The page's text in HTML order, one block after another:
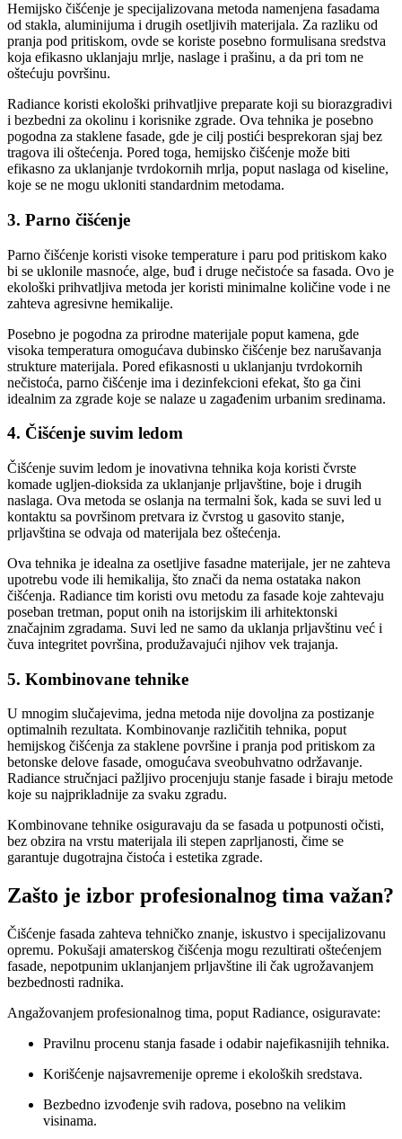
Hemijsko čišćenje je specijalizovana metoda namenjena fasadama
od stakla, aluminijuma i drugih osetljivih materijala. Za razliku od
pranja pod pritiskom, ovde se koriste posebno formulisana sredstva
koja efikasno uklanjaju mrlje, naslage i prašinu, a da pri tom ne
oštećuju površinu.
Radiance koristi ekološki prihvatljive preparate koji su biorazgradivi
i bezbedni za okolinu i korisnike zgrade. Ova tehnika je posebno
pogodna za staklene fasade, gde je cilj postići besprekoran sjaj bez
tragova ili oštećenja. Pored toga, hemijsko čišćenje može biti
efikasno za uklanjanje tvrdokornih mrlja, poput naslaga od kiseline,
koje se ne mogu ukloniti standardnim metodama.
3. Parno čišćenje
Parno čišćenje koristi visoke temperature i paru pod pritiskom kako
bi se uklonile masnoće, alge, buđ i druge nečistoće sa fasada. Ovo je
ekološki prihvatljiva metoda jer koristi minimalne količine vode i ne
zahteva agresivne hemikalije.
Posebno je pogodna za prirodne materijale poput kamena, gde
visoka temperatura omogućava dubinsko čišćenje bez narušavanja
strukture materijala. Pored efikasnosti u uklanjanju tvrdokornih
nečistoća, parno čišćenje ima i dezinfekcioni efekat, što ga čini
idealnim za zgrade koje se nalaze u zagađenim urbanim sredinama.
4. Čišćenje suvim ledom
Čišćenje suvim ledom je inovativna tehnika koja koristi čvrste
komade ugljen-dioksida za uklanjanje prljavštine, boje i drugih
naslaga. Ova metoda se oslanja na termalni šok, kada se suvi led u
kontaktu sa površinom pretvara iz čvrstog u gasovito stanje,
prljavština se odvaja od materijala bez oštećenja.
Ova tehnika je idealna za osetljive fasadne materijale, jer ne zahteva
upotrebu vode ili hemikalija, što znači da nema ostataka nakon
čišćenja. Radiance tim koristi ovu metodu za fasade koje zahtevaju
poseban tretman, poput onih na istorijskim ili arhitektonski
značajnim zgradama. Suvi led ne samo da uklanja prljavštinu već i
čuva integritet površina, produžavajući njihov vek trajanja.
5. Kombinovane tehnike
U mnogim slučajevima, jedna metoda nije dovoljna za postizanje
optimalnih rezultata. Kombinovanje različitih tehnika, poput
hemijskog čišćenja za staklene površine i pranja pod pritiskom za
betonske delove fasade, omogućava sveobuhvatno održavanje.
Radiance stručnjaci pažljivo procenjuju stanje fasade i biraju metode
koje su najprikladnije za svaku zgradu.
Kombinovane tehnike osiguravaju da se fasada u potpunosti očisti,
bez obzira na vrstu materijala ili stepen zaprljanosti, čime se
garantuje dugotrajna čistoća i estetika zgrade.
Zašto je izbor profesionalnog tima važan?
Čišćenje fasada zahteva tehničko znanje, iskustvo i specijalizovanu
opremu. Pokušaji amaterskog čišćenja mogu rezultirati oštećenjem
fasade, nepotpunim uklanjanjem prljavštine ili čak ugrožavanjem
bezbednosti radnika.
Angažovanjem profesionalnog tima, poput Radiance, osiguravate:
Pravilnu procenu stanja fasade i odabir najefikasnijih tehnika.
Korišćenje najsavremenije opreme i ekoloških sredstava.
Bezbedno izvođenje svih radova, posebno na velikim
visinama.